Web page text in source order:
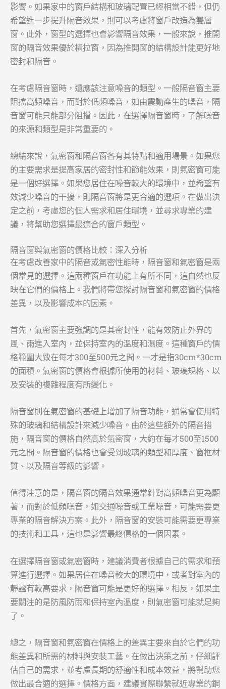
影響。如果家中的窗戶結構和玻璃配置已經相當不錯，但仍
希望進一步提升隔音效果，則可以考慮將窗戶改造為雙層
窗。此外，窗型的選擇也會影響隔音效果，一般來說，推開
窗的隔音效果優於橫拉窗，因為推開窗的結構設計能更好地
密封和隔音。
在考慮隔音窗時，還應該注意噪音的類型。一般隔音窗主要
阻擋高頻噪音，而對於低頻噪音，如由震動產生的噪音，隔
音窗可能只能部分阻擋。因此，在選擇隔音窗時，了解噪音
的來源和類型是非常重要的。
總結來說，氣密窗和隔音窗各有其特點和適用場景。如果您
的主要需求是提高家居的密封性和節能效果，則氣密窗可能
是一個好選擇。如果您居住在噪音較大的環境中，並希望有
效減少噪音的干擾，則隔音窗將是更合適的選項。在做出決
定之前，考慮您的個人需求和居住環境，並尋求專業的建
議，將幫助您選擇最適合的窗戶類型。
隔音窗與氣密窗的價格比較：深入分析
在考慮改善家中的隔音或氣密性能時，隔音窗和氣密窗是兩
個常見的選擇。這兩種窗戶在功能上有所不同，這自然也反
映在它們的價格上。我們將帶您探討隔音窗和氣密窗的價格
差異，以及影響成本的因素。
首先，氣密窗主要強調的是其密封性，能有效防止外界的
風、雨進入室內，並保持室內的溫度和濕度。這種窗戶的價
格範圍大致在每才300至500元之間。一才是指30cm*30cm
的面積。氣密窗的價格會根據所使用的材料、玻璃規格、以
及安裝的複雜程度有所變化。
隔音窗則在氣密窗的基礎上增加了隔音功能，通常會使用特
殊的玻璃和結構設計來減少噪音。由於這些額外的隔音措
施，隔音窗的價格自然高於氣密窗，大約在每才500至1500
元之間。隔音窗的價格也會受到玻璃的類型和厚度、窗框材
質、以及隔音等級的影響。
值得注意的是，隔音窗的隔音效果通常針對高頻噪音更為顯
著，而對於低頻噪音，如交通噪音或工業噪音，可能需要更
專業的隔音解決方案。此外，隔音窗的安裝可能需要更專業
的技術和工具，這也是影響最終價格的一個因素。
在選擇隔音窗或氣密窗時，建議消費者根據自己的需求和預
算進行選擇。如果居住在噪音較大的環境中，或者對室內的
靜謐有較高要求，隔音窗可能是更好的選擇。相反，如果主
要關注的是防風防雨和保持室內溫度，則氣密窗可能就足夠
了。
總之，隔音窗和氣密窗在價格上的差異主要來自於它們的功
能差異和所需的材料與安裝工藝。在做出決策之前，仔細評
估自己的需求，並考慮長期的舒適性和成本效益，將幫助您
做出最合適的選擇。價格方面，建議實際聯繫就近專業的鋼